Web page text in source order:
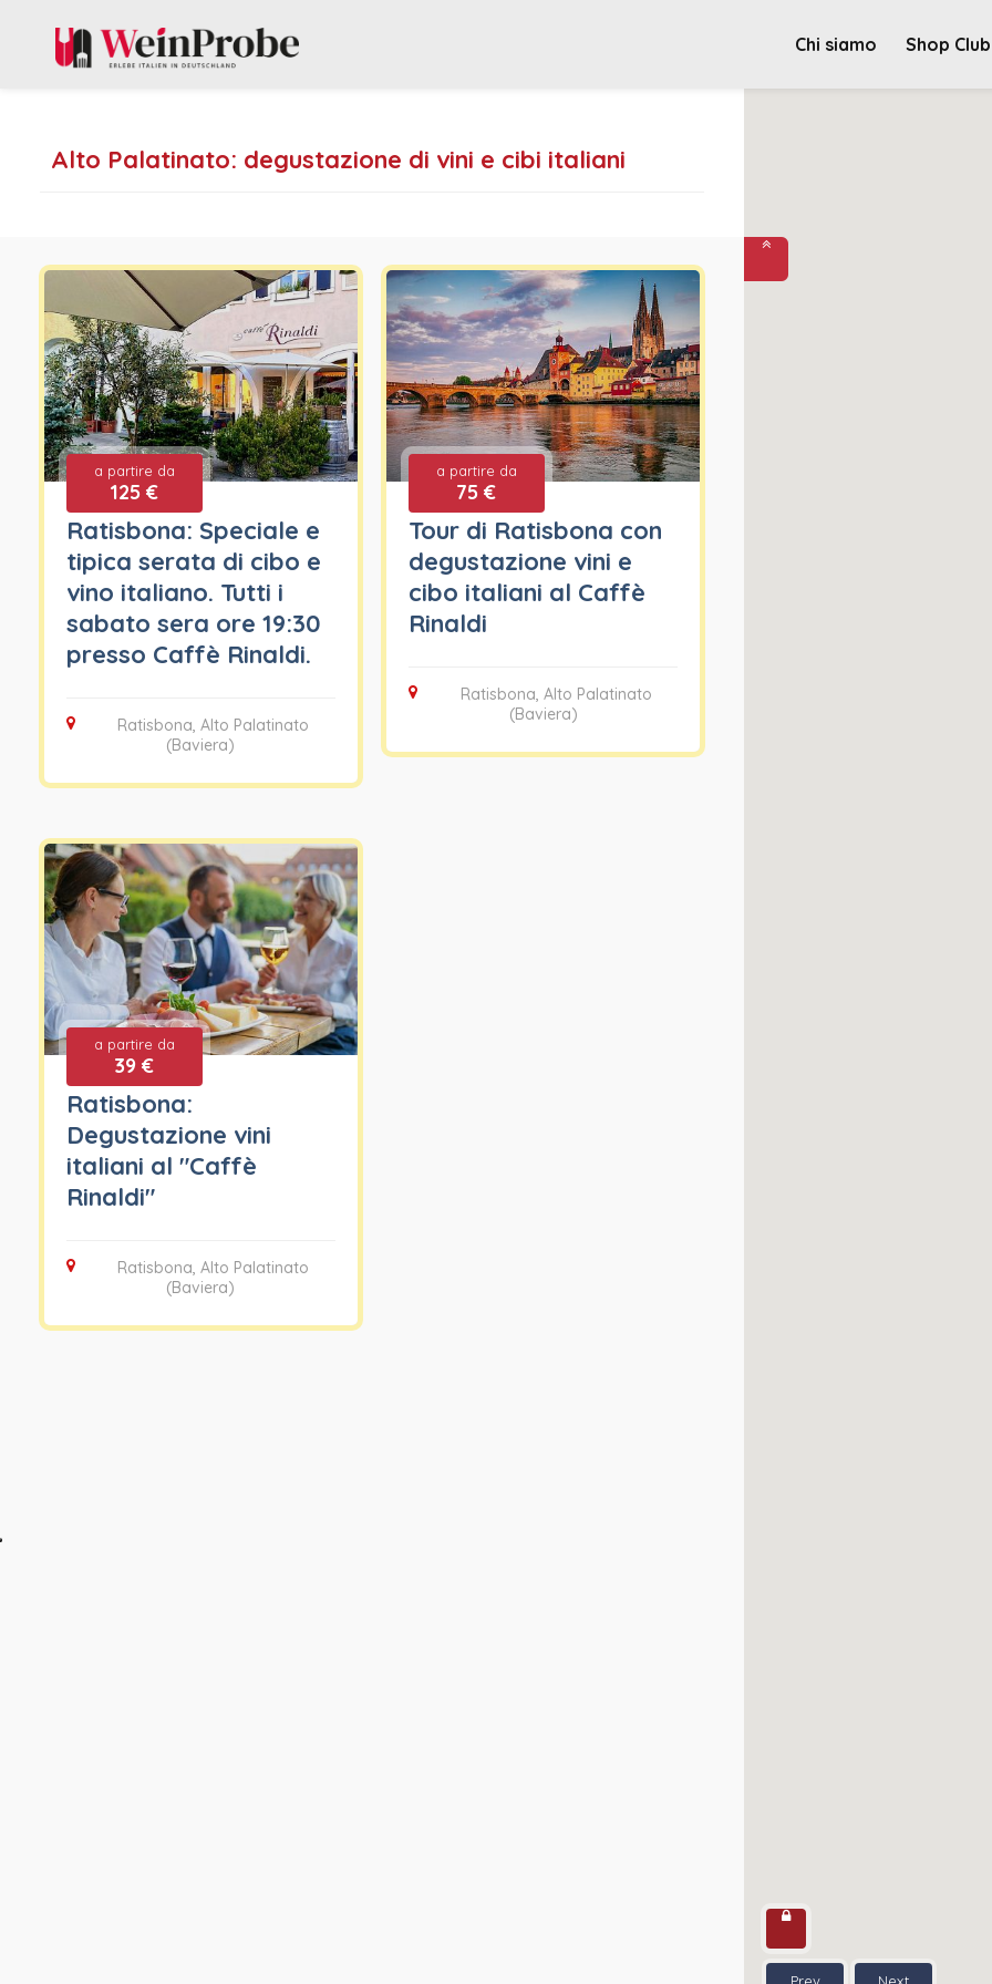
Chi siamo Shop Club
Alto Palatinato: degustazione di vini e cibi italiani
a partire da
125 €
Ratisbona: Speciale e
tipica serata di cibo e
vino italiano. Tutti i
sabato sera ore 19:30
presso Caffè Rinaldi.
Ratisbona, Alto Palatinato
(Baviera)
a partire da
75 €
Tour di Ratisbona con
degustazione vini e
cibo italiani al Caffè
Rinaldi
Ratisbona, Alto Palatinato
(Baviera)
a partire da
39 €
Ratisbona:
Degustazione vini
italiani al "Caffè
Rinaldi"
Ratisbona, Alto Palatinato
(Baviera)